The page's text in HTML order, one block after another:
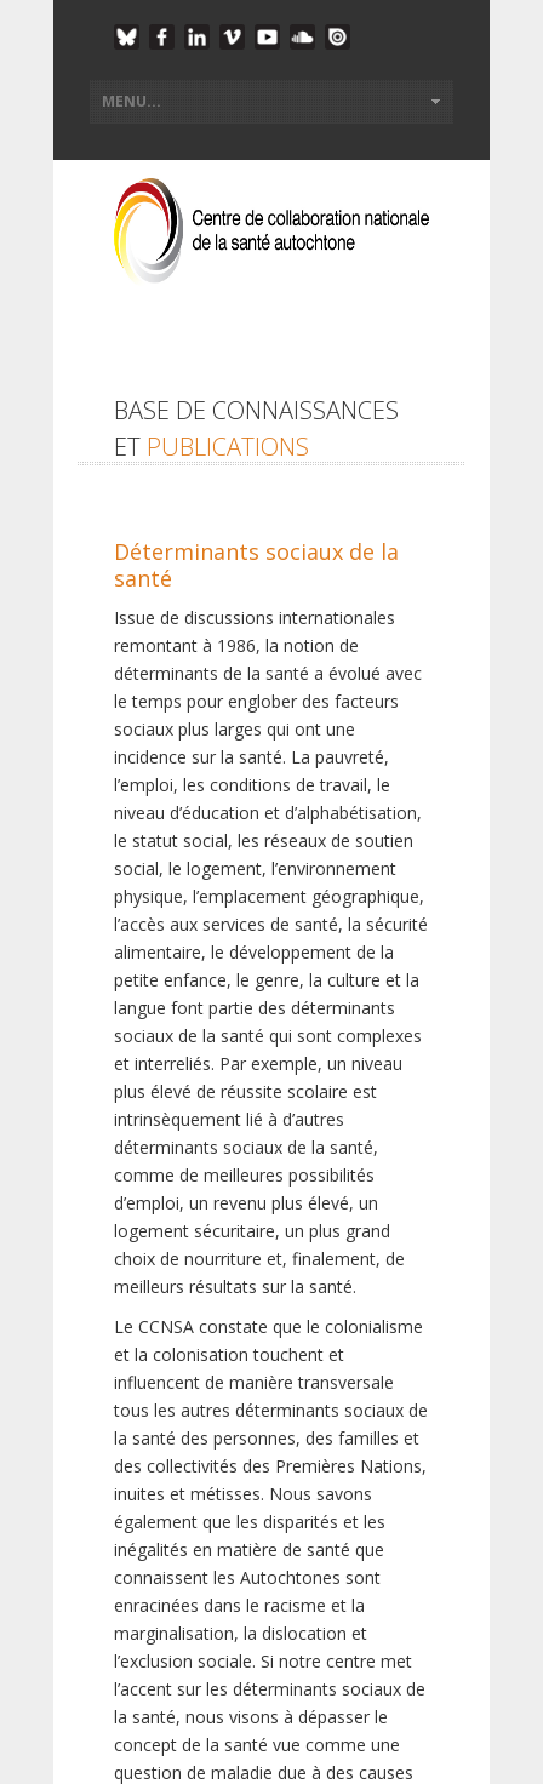
BASE DE CONNAISSANCES
ET PUBLICATIONS
Déterminants sociaux de la
santé
Issue de discussions internationales
remontant à 1986, la notion de
déterminants de la santé a évolué avec
le temps pour englober des facteurs
sociaux plus larges qui ont une
incidence sur la santé. La pauvreté,
l’emploi, les conditions de travail, le
niveau d’éducation et d’alphabétisation,
le statut social, les réseaux de soutien
social, le logement, l’environnement
physique, l’emplacement géographique,
l’accès aux services de santé, la sécurité
alimentaire, le développement de la
petite enfance, le genre, la culture et la
langue font partie des déterminants
sociaux de la santé qui sont complexes
et interreliés. Par exemple, un niveau
plus élevé de réussite scolaire est
intrinsèquement lié à d’autres
déterminants sociaux de la santé,
comme de meilleures possibilités
d’emploi, un revenu plus élevé, un
logement sécuritaire, un plus grand
choix de nourriture et, finalement, de
meilleurs résultats sur la santé.
Le CCNSA constate que le colonialisme
et la colonisation touchent et
influencent de manière transversale
tous les autres déterminants sociaux de
la santé des personnes, des familles et
des collectivités des Premières Nations,
inuites et métisses. Nous savons
également que les disparités et les
inégalités en matière de santé que
connaissent les Autochtones sont
enracinées dans le racisme et la
marginalisation, la dislocation et
l’exclusion sociale. Si notre centre met
l’accent sur les déterminants sociaux de
la santé, nous visons à dépasser le
concept de la santé vue comme une
question de maladie due à des causes